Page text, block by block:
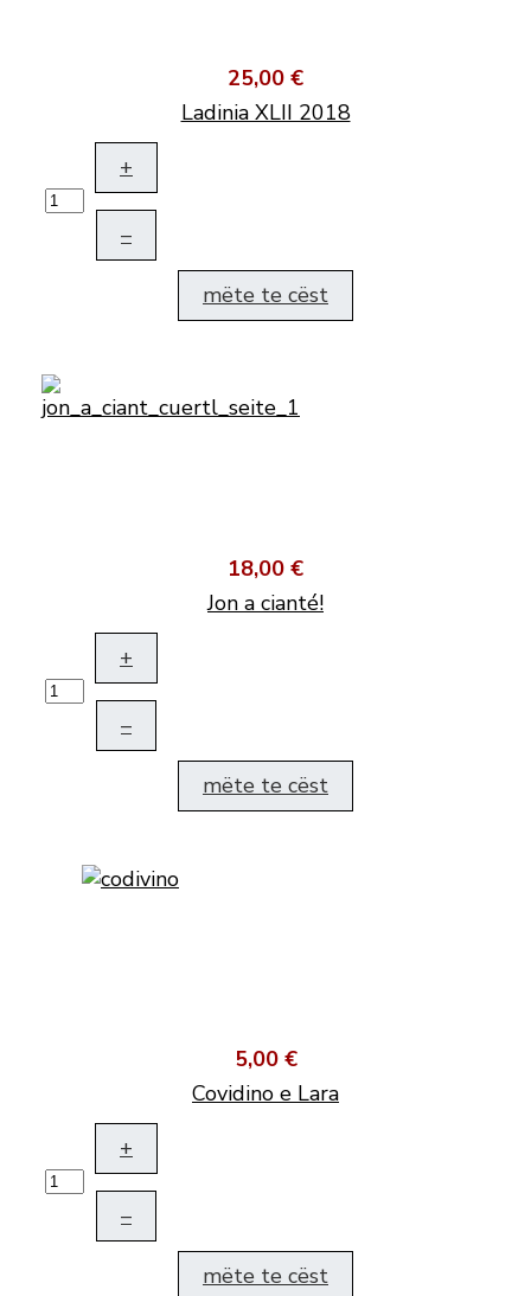
25,00 €
Ladinia XLII 2018
+
–
mëte te cëst
18,00 €
Jon a cianté!
+
–
mëte te cëst
5,00 €
Covidino e Lara
+
–
mëte te cëst